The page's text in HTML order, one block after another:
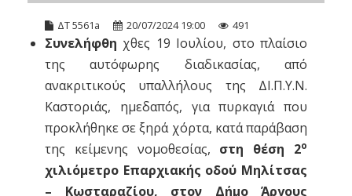
ΔΤ 5561a 20/07/2024 19:00 491
Συνελήφθη χθες 19 Ιουλίου, στο πλαίσιο
της αυτόφωρης διαδικασίας, από
ανακριτικούς υπαλλήλους της ΔΙ.Π.Υ.Ν.
Καστοριάς, ημεδαπός, για πυρκαγιά που
προκλήθηκε σε ξηρά χόρτα, κατά παράβαση
της κείμενης νομοθεσίας, στη θέση 2ο
χιλιόμετρο Επαρχιακής οδού Μηλίτσας
– Κωσταραζίου, στον Δήμο Άργους